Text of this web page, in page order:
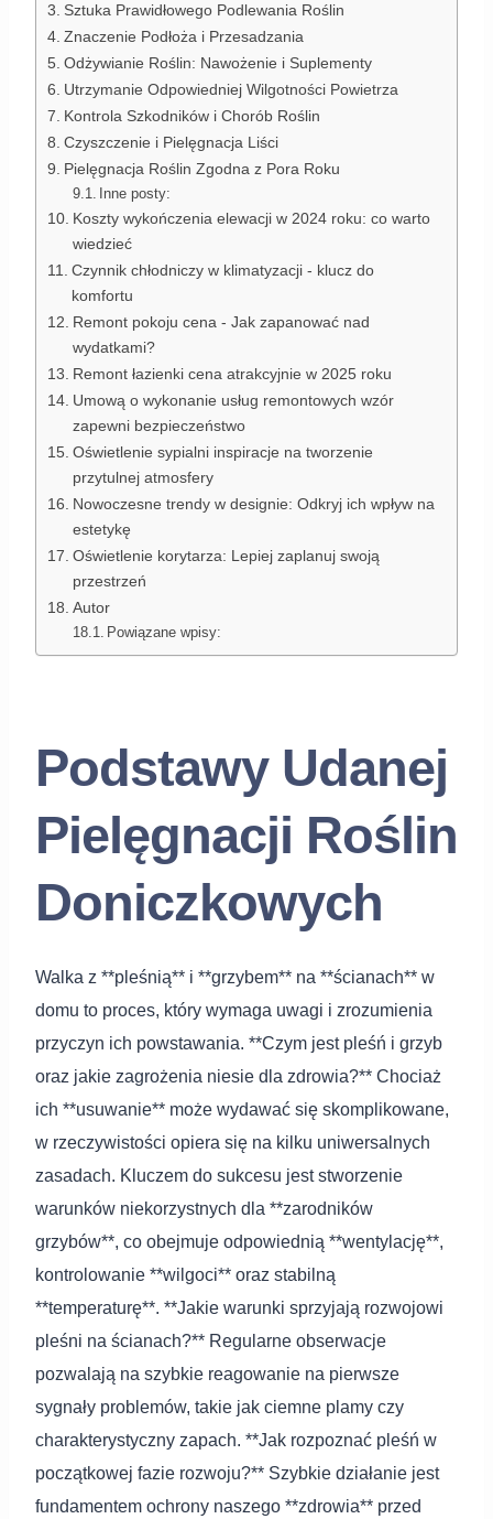
Sztuka Prawidłowego Podlewania Roślin
Znaczenie Podłoża i Przesadzania
Odżywianie Roślin: Nawożenie i Suplementy
Utrzymanie Odpowiedniej Wilgotności Powietrza
Kontrola Szkodników i Chorób Roślin
Czyszczenie i Pielęgnacja Liści
Pielęgnacja Roślin Zgodna z Pora Roku
Inne posty:
Koszty wykończenia elewacji w 2024 roku: co warto
wiedzieć
Czynnik chłodniczy w klimatyzacji - klucz do
komfortu
Remont pokoju cena - Jak zapanować nad
wydatkami?
Remont łazienki cena atrakcyjnie w 2025 roku
Umową o wykonanie usług remontowych wzór
zapewni bezpieczeństwo
Oświetlenie sypialni inspiracje na tworzenie
przytulnej atmosfery
Nowoczesne trendy w designie: Odkryj ich wpływ na
estetykę
Oświetlenie korytarza: Lepiej zaplanuj swoją
przestrzeń
Autor
Powiązane wpisy:
Podstawy Udanej
Pielęgnacji Roślin
Doniczkowych
Walka z **pleśnią** i **grzybem** na **ścianach** w
domu to proces, który wymaga uwagi i zrozumienia
przyczyn ich powstawania. **Czym jest pleśń i grzyb
oraz jakie zagrożenia niesie dla zdrowia?** Chociaż
ich **usuwanie** może wydawać się skomplikowane,
w rzeczywistości opiera się na kilku uniwersalnych
zasadach. Kluczem do sukcesu jest stworzenie
warunków niekorzystnych dla **zarodników
grzybów**, co obejmuje odpowiednią **wentylację**,
kontrolowanie **wilgoci** oraz stabilną
**temperaturę**. **Jakie warunki sprzyjają rozwojowi
pleśni na ścianach?** Regularne obserwacje
pozwalają na szybkie reagowanie na pierwsze
sygnały problemów, takie jak ciemne plamy czy
charakterystyczny zapach. **Jak rozpoznać pleśń w
początkowej fazie rozwoju?** Szybkie działanie jest
fundamentem ochrony naszego **zdrowia** przed